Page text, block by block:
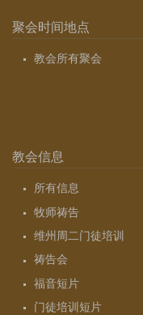
聚会时间地点
教会所有聚会
教会信息
所有信息
牧师祷告
维州周二门徒培训
祷告会
福音短片
门徒培训短片